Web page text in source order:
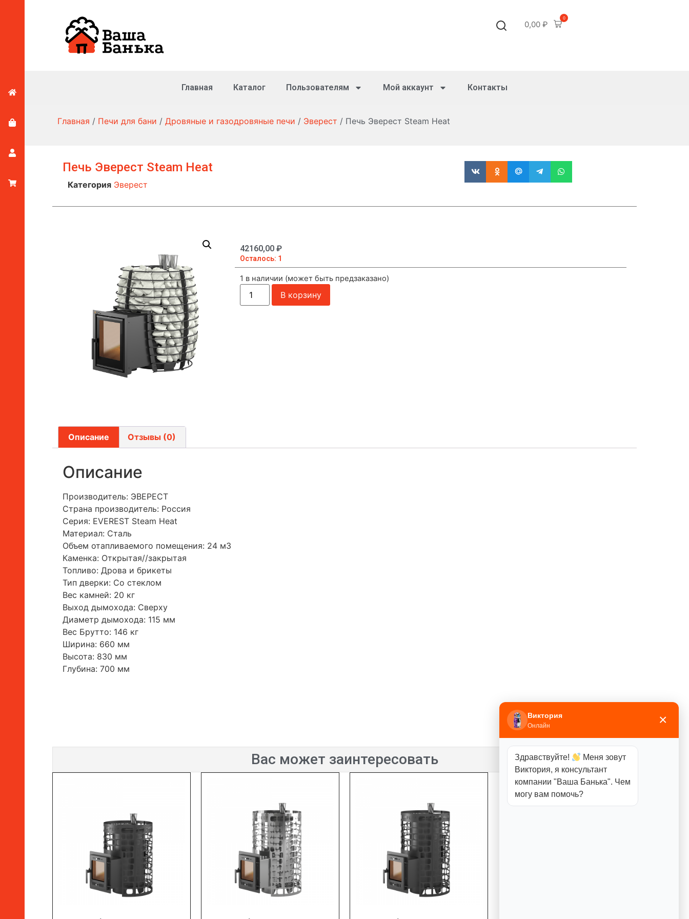
0,00 ₽
0
Главная Каталог Пользователям Мой аккаунт Контакты
Главная / Печи для бани / Дровяные и газодровяные печи / Эверест / Печь Эверест Steam Heat
Печь Эверест Steam Heat
Категория Эверест
42160,00 ₽
Осталось: 1
1 в наличии (может быть предзаказано)
В корзину
Описание Отзывы (0)
Описание
Производитель: ЭВЕРЕСТ
Страна производитель: Россия
Серия: EVEREST Steam Нeat
Материал: Сталь
Объем отапливаемого помещения: 24 м3
Каменка: Открытая//закрытая
Топливо: Дрова и брикеты
Тип дверки: Со стеклом
Вес камней: 20 кг
Выход дымохода: Сверху
Диаметр дымохода: 115 мм
Вес Брутто: 146 кг
Ширина: 660 мм
Высота: 830 мм
Глубина: 700 мм
Вас может заинтересовать
Виктория
Онлайн ×
Здравствуйте!
Меня зовут
Виктория, я консультант
компании "Ваша Банька". Чем
могу вам помочь?